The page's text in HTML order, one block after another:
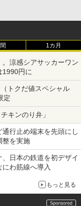
1カ月
涼感シアサッカーワン
1990円に
トクだ値スペシャル
定
キンのり弁」
行止め端末を先頭にし
整を実施
日本の鉄道を初デザイ
わ筋線へ導入
もっと見る